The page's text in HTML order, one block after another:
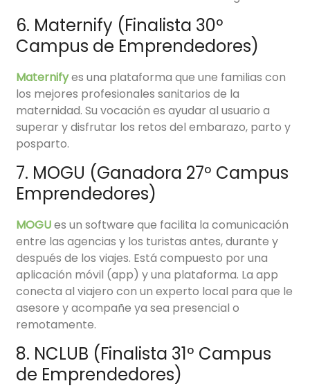
6. Maternify (Finalista 30º
Campus de Emprendedores)
Maternifyes una plataforma que une familias con
los mejores profesionales sanitarios de la
maternidad. Su vocación es ayudar al usuario a
superar y disfrutar los retos del embarazo, parto y
posparto.
7. MOGU (Ganadora 27º Campus
Emprendedores)
MOGUes un software que facilita la comunicación
entre las agencias y los turistas antes, durante y
después de los viajes. Está compuesto por una
aplicación móvil (app) y una plataforma. La app
conecta al viajero con un experto local para que le
asesore y acompañe ya sea presencial o
remotamente.
8. NCLUB (Finalista 31º Campus
de Emprendedores)